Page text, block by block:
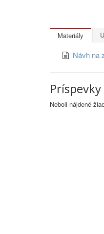
Materiály
Návh na
Príspevky
Neboli nájdené